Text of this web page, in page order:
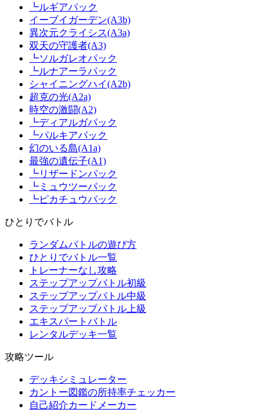
┗ルギアパック
イーブイガーデン(A3b)
異次元クライシス(A3a)
双天の守護者(A3)
┗ソルガレオパック
┗ルナアーラパック
シャイニングハイ(A2b)
超克の光(A2a)
時空の激闘(A2)
┗ディアルガパック
┗パルキアパック
幻のいる島(A1a)
最強の遺伝子(A1)
┗リザードンパック
┗ミュウツーパック
┗ピカチュウパック
ひとりでバトル
ランダムバトルの遊び方
ひとりでバトル一覧
トレーナーなし攻略
ステップアップバトル初級
ステップアップバトル中級
ステップアップバトル上級
エキスパートバトル
レンタルデッキ一覧
攻略ツール
デッキシミュレーター
カントー図鑑の所持率チェッカー
自己紹介カードメーカー